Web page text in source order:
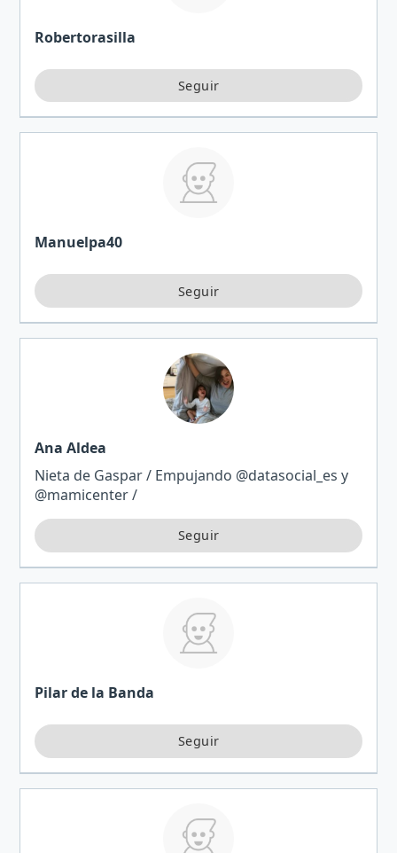
Robertorasilla
Manuelpa40
Ana Aldea
Nieta de Gaspar / Empujando @datasocial_es y
@mamicenter /
Pilar de la Banda